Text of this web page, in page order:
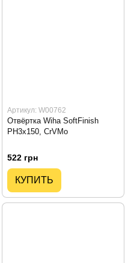
Артикул: W00762
Отвёртка Wiha SoftFinish
PH3x150, CrVMo
522 грн
КУПИТЬ